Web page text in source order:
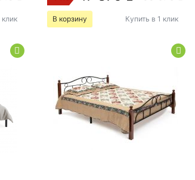
В корзину Купить в 1 клик